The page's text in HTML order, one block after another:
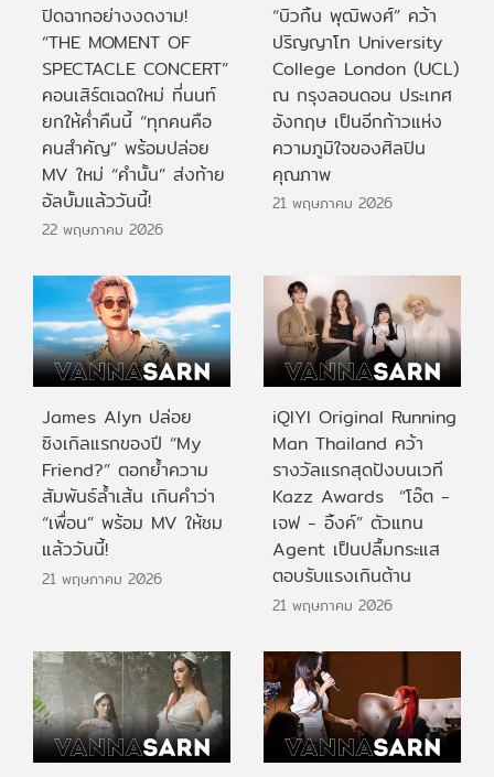
ปิดฉากอย่างงดงาม!
“THE MOMENT OF
SPECTACLE CONCERT”
คอนเสิร์ตเฉดใหม่ ที่นนท์
ยกให้ค่ำคืนนี้ “ทุกคนคือ
คนสำคัญ” พร้อมปล่อย
MV ใหม่ “คำนั้น” ส่งท้าย
อัลบั้มแล้ววันนี้!
22 พฤษภาคม 2026
“บิวกิ้น พุฒิพงศ์” คว้า
ปริญญาโท University
College London (UCL)
ณ กรุงลอนดอน ประเทศ
อังกฤษ เป็นอีกก้าวแห่ง
ความภูมิใจของศิลปิน
คุณภาพ
21 พฤษภาคม 2026
James Alyn ปล่อย
ซิงเกิลแรกของปี “My
Friend?” ตอกย้ำความ
สัมพันธ์ล้ำเส้น เกินคำว่า
“เพื่อน” พร้อม MV ให้ชม
แล้ววันนี้!
21 พฤษภาคม 2026
iQIYI Original Running
Man Thailand คว้า
รางวัลแรกสุดปังบนเวที
Kazz Awards “โอ๊ต -
เจฟ - อิ้งค์” ตัวแทน
Agent เป็นปลื้มกระแส
ตอบรับแรงเกินต้าน
21 พฤษภาคม 2026